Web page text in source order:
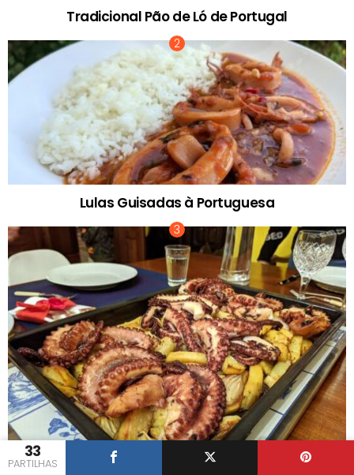
33
PARTILHAS
Tradicional Pão de Ló de Portugal
Lulas Guisadas à Portuguesa